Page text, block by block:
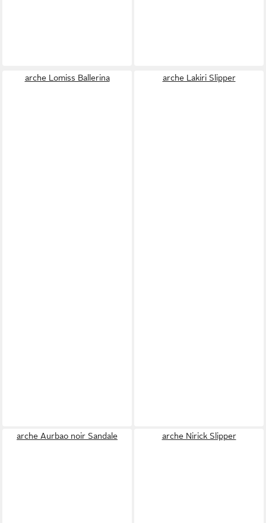
arche Lomiss Ballerina arche Lakiri Slipper
arche Aurbao noir Sandale arche Nirick Slipper